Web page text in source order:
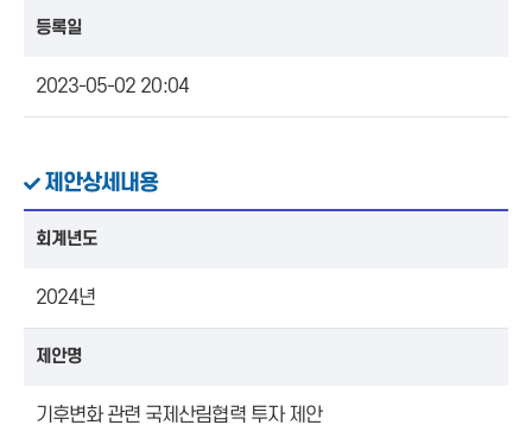
등록일
2023-05-02 20:04
제안상세내용
회계년도
2024년
제안명
기후변화 관련 국제산림협력 투자 제안